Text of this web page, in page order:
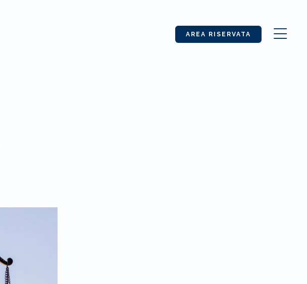
AREA RISERVATA